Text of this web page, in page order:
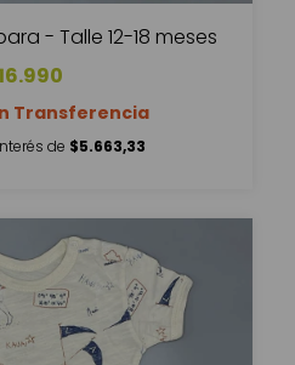
- Talle 12-18 meses
de $5.663,33